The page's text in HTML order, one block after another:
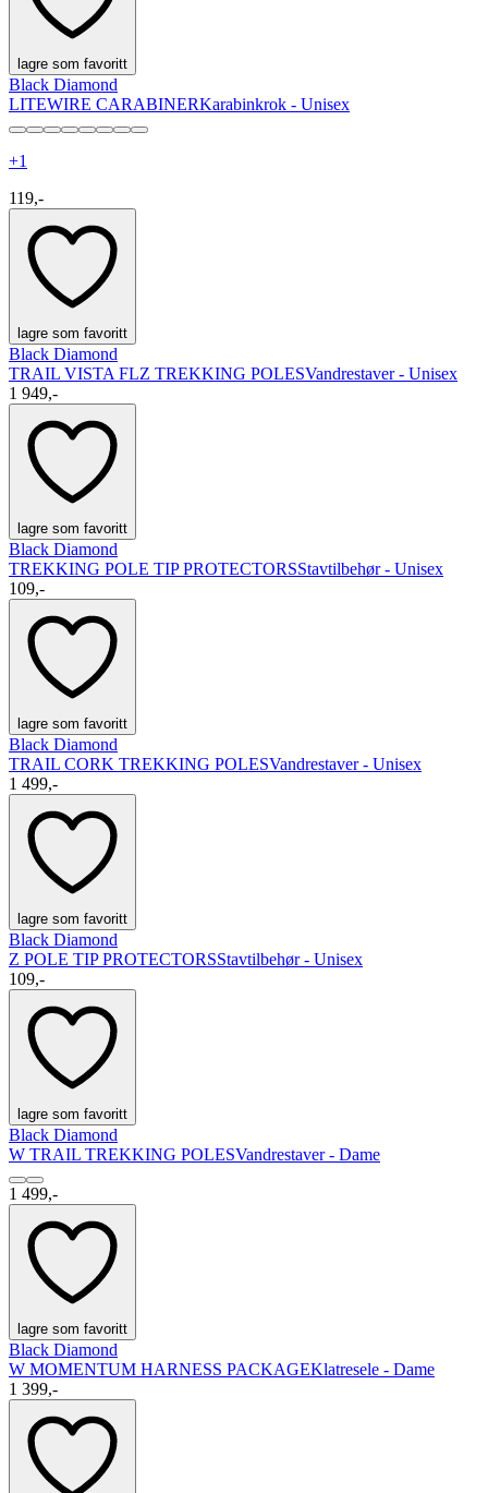
lagre som favoritt
Black Diamond
LITEWIRE CARABINERKarabinkrok - Unisex
+1
119,-
lagre som favoritt
Black Diamond
TRAIL VISTA FLZ TREKKING POLESVandrestaver - Unisex
1 949,-
lagre som favoritt
Black Diamond
TREKKING POLE TIP PROTECTORSStavtilbehør - Unisex
109,-
lagre som favoritt
Black Diamond
TRAIL CORK TREKKING POLESVandrestaver - Unisex
1 499,-
lagre som favoritt
Black Diamond
Z POLE TIP PROTECTORSStavtilbehør - Unisex
109,-
lagre som favoritt
Black Diamond
W TRAIL TREKKING POLESVandrestaver - Dame
1 499,-
lagre som favoritt
Black Diamond
W MOMENTUM HARNESS PACKAGEKlatresele - Dame
1 399,-